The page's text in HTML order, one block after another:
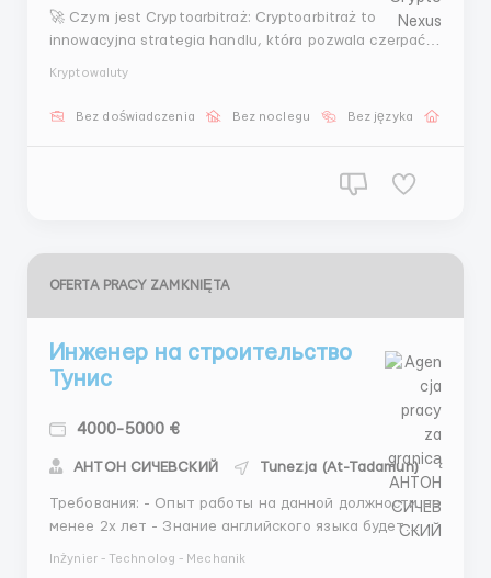
🚀 Czym jest Cryptoarbitraż: Cryptoarbitraż to
innowacyjna strategia handlu, która pozwala czerpać
inwestycji w świecie kryptowalut. 🌟 Dlaczego Warto
Kryptowaluty
Bez doświadczenia Bez noclegu Bez języka
OFERTA PRACY ZAMKNIĘTA
Инженер на строительство
Тунис
4000-5000 €
АНТОН СИЧЕВСКИЙ Tunezja (At-Tadamun)
Требования: - Опыт работы на данной должности не
менее 2х лет - Знaниe aнглийскoгo языкa будeт
прeимущecтвoм - Опыт рaбoты с мeталлическими
Inżynier - Technolog - Mechanik